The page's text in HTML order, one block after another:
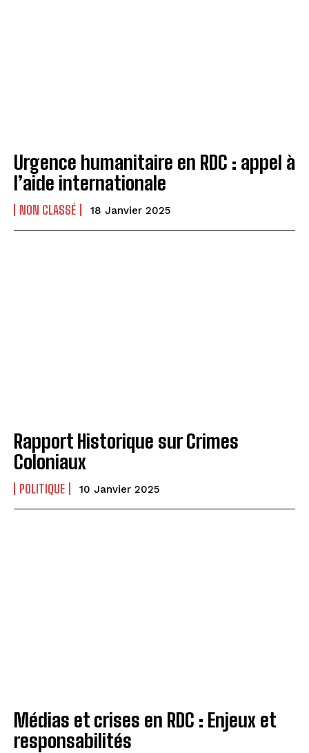
Urgence humanitaire en RDC : appel à
l’aide internationale
NON CLASSÉ 18 Janvier 2025
Rapport Historique sur Crimes
Coloniaux
POLITIQUE 10 Janvier 2025
Médias et crises en RDC : Enjeux et
responsabilités